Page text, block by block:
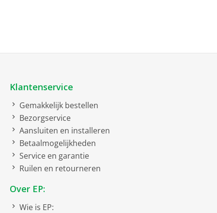
Klantenservice
Gemakkelijk bestellen
Bezorgservice
Aansluiten en installeren
Betaalmogelijkheden
Service en garantie
Ruilen en retourneren
Over EP:
Wie is EP: